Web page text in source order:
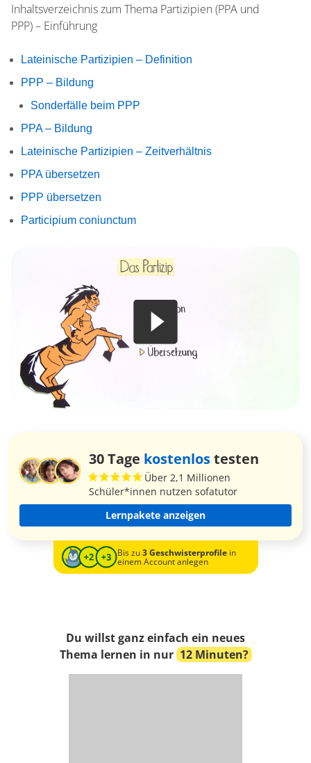
Inhaltsverzeichnis zum Thema Partizipien (PPA und
PPP) – Einführung
Lateinische Partizipien – Definition
PPP – Bildung
Sonderfälle beim PPP
PPA – Bildung
Lateinische Partizipien – Zeitverhältnis
PPA übersetzen
PPP übersetzen
Participium coniunctum
30 Tage kostenlostesten
Über 2,1 Millionen
Schüler*innen nutzen sofatutor
Lernpakete anzeigen
Bis zu3 Geschwisterprofilein
einem Account anlegen
Du willst ganz einfach ein neues
Thema lernen in nur 12 Minuten?